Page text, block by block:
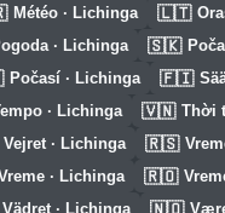
Météo · Lichinga 🇱🇹
· Lichinga 🇸🇰
Počasí · Lichinga 🇫🇮
· Lichinga 🇻🇳 Thời
Vejret · Lichinga 🇷🇸
· Lichinga 🇷🇴
Vädret · Lichinga